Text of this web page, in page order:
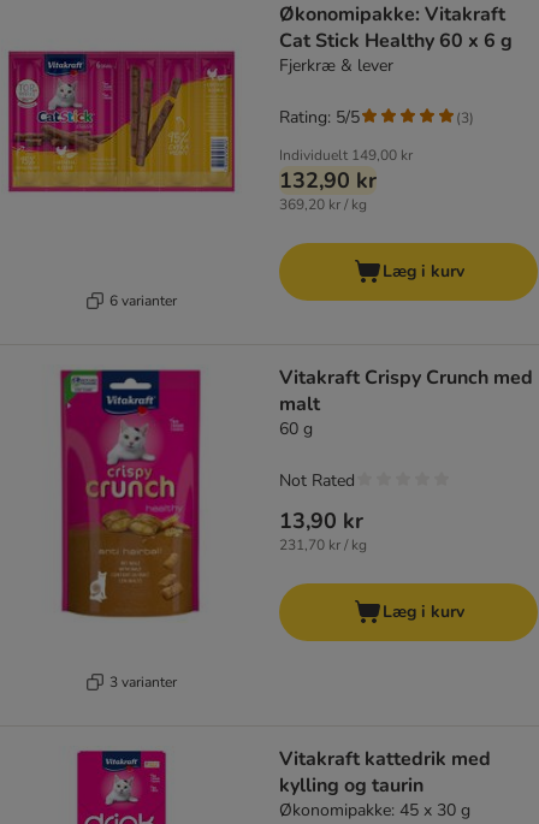
6 varianter
Økonomipakke: Vitakraft
Cat Stick Healthy 60 x 6 g
Fjerkræ & lever
Individuelt 149,00 kr
132,90 kr
369,20 kr / kg
Rating: 5/5 (3)
Læg i kurv
3 varianter
Vitakraft Crispy Crunch med
malt
60 g
13,90 kr
231,70 kr / kg
Not Rated
Læg i kurv
Vitakraft kattedrik med
kylling og taurin
Økonomipakke: 45 x 30 g